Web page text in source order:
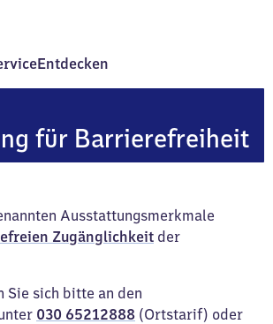
Entdecken
für Barrierefreiheit
Ausstattungsmerkmale
Zugänglichkeit der
Sie sich bitte an den
030 65212888 (Ortstarif) oder